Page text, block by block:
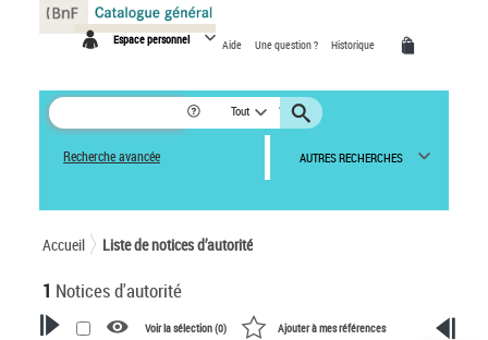
Espace personnel Aide Une question ? Historique
Tout
Recherche avancée AUTRES RECHERCHES
Accueil Liste de notices d’autorité
1 Notices d'autorité
Voir la sélection (0) Ajouter à mes références
Panneau de gestion des cookies